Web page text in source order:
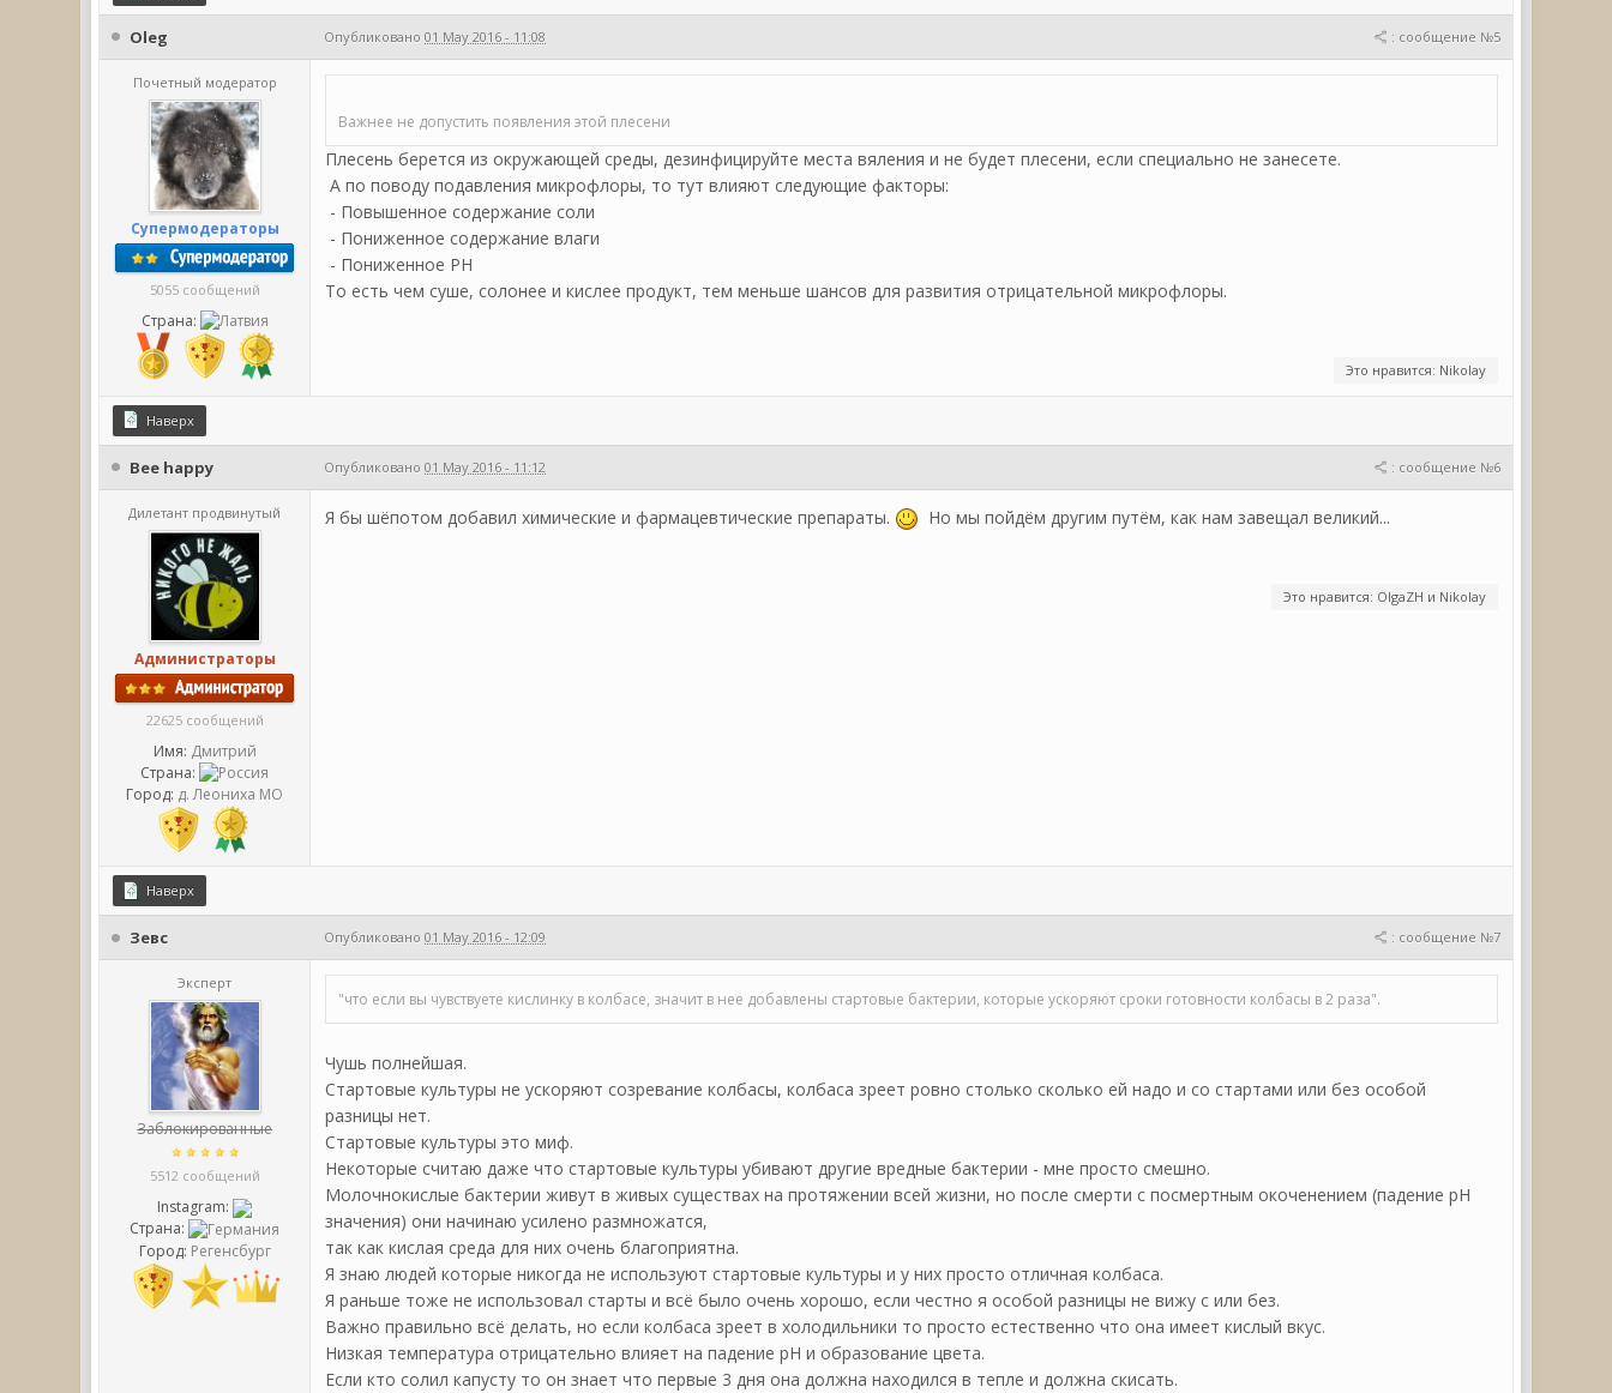
: сообщение №5
Oleg Опубликовано01 May 2016 - 11:08
Почетный модератор
Супермодераторы
5055 сообщений
Страна:
Важнее не допустить появления этой плесени
Плесень берется из окружающей среды, дезинфицируйте места вяления и не будет плесени, если специально не занесете.
А по поводу подавления микрофлоры, то тут влияют следующие факторы:
- Повышенное содержание соли
- Пониженное содержание влаги
- Пониженное РН
То есть чем суше, солонее и кислее продукт, тем меньше шансов для развития отрицательной микрофлоры.
Это нравится: Nikolay
Наверх
: сообщение №6
Bee happy Опубликовано01 May 2016 - 11:12
Дилетант продвинутый
Администраторы
22625 сообщений
Имя: Дмитрий
Страна:
Город: д. Леониха МО
Я бы шёпотом добавил химические и фармацевтические препараты. Но мы пойдём другим путём, как нам завещал великий...
Это нравится: OlgaZH и Nikolay
Наверх
: сообщение №7
Зевс Опубликовано01 May 2016 - 12:09
Эксперт
Заблокированные
5512 сообщений
Instagram:
Страна:
Город: Регенсбург
"что если вы чувствуете кислинку в колбасе, значит в нее добавлены стартовые бактерии, которые ускоряют сроки готовности колбасы в 2 раза".
Чушь полнейшая.
Стартовые культуры не ускоряют созревание колбасы, колбаса зреет ровно столько сколько ей надо и со стартами или без особой
разницы нет.
Стартовые культуры это миф.
Некоторые считаю даже что стартовые культуры убивают другие вредные бактерии - мне просто смешно.
Молочнокислые бактерии живут в живых существах на протяжении всей жизни, но после смерти с посмертным окоченением (падение pH
значения) они начинаю усилено размножатся,
так как кислая среда для них очень благоприятна.
Я знаю людей которые никогда не используют стартовые культуры и у них просто отличная колбаса.
Я раньше тоже не использовал старты и всё было очень хорошо, если честно я особой разницы не вижу с или без.
Важно правильно всё делать, но если колбаса зреет в холодильники то просто естественно что она имеет кислый вкус.
Низкая температура отрицательно влияет на падение pH и образование цвета.
Если кто солил капусту то он знает что первые 3 дня она должна находился в тепле и должна скисать.